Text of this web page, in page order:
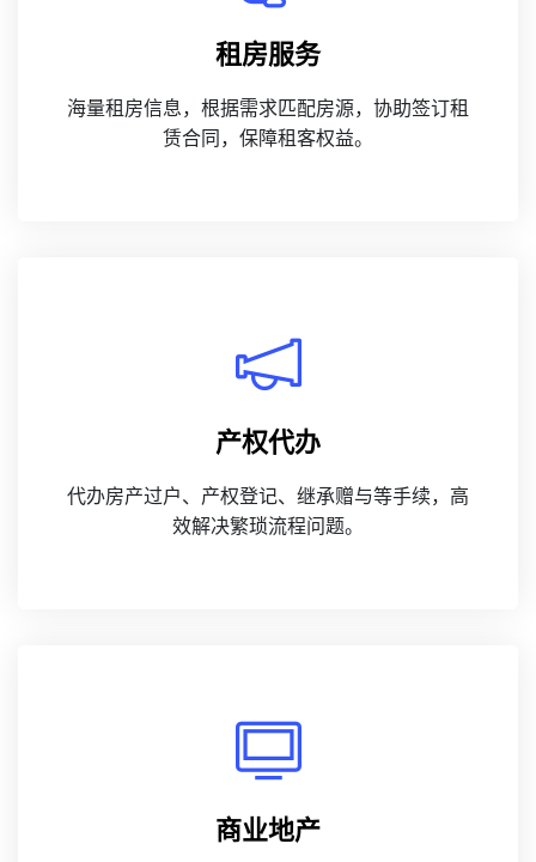
租房服务
海量租房信息，根据需求匹配房源，协助签订租
赁合同，保障租客权益。
产权代办
代办房产过户、产权登记、继承赠与等手续，高
效解决繁琐流程问题。
商业地产